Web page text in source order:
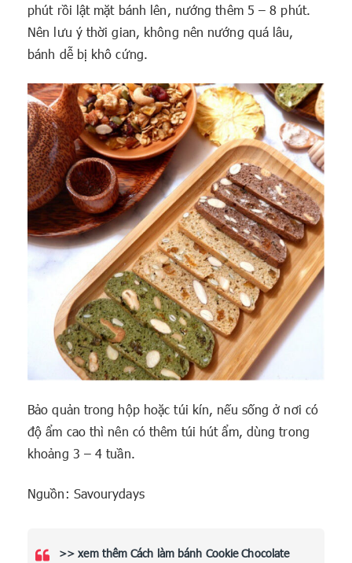
phút rồi lật mặt bánh lên, nướng thêm 5 – 8 phút.
Nên lưu ý thời gian, không nên nướng quá lâu,
bánh dễ bị khô cứng.
Bảo quản trong hộp hoặc túi kín, nếu sống ở nơi có
độ ẩm cao thì nên có thêm túi hút ẩm, dùng trong
khoảng 3 – 4 tuần.
Nguồn: Savourydays
>> xem thêm Cách làm bánh Cookie Chocolate